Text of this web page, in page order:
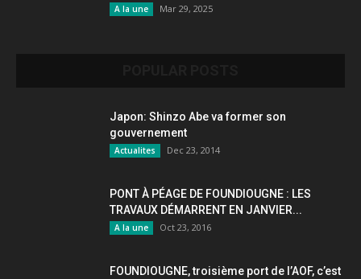
A la une Mar 29, 2025
Japon: Shinzo Abe va former son
gouvernement
Actualites Dec 23, 2014
PONT À PÉAGE DE FOUNDIOUGNE : LES
TRAVAUX DÉMARRENT EN JANVIER...
A la une Oct 23, 2016
FOUNDIOUGNE, troisième port de l’AOF, c’est